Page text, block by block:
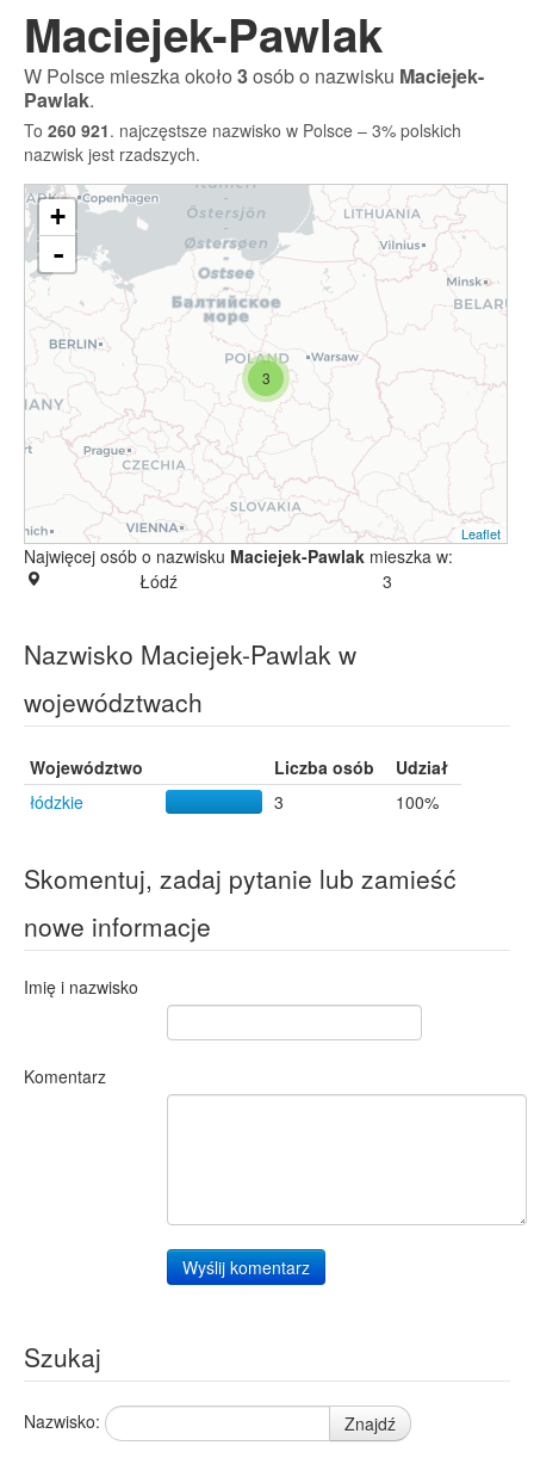
Maciejek-Pawlak
W Polsce mieszka około3osób o nazwisku Maciejek-
Pawlak.
To 260 921. najczęstsze nazwisko w Polsce – 3% polskich
nazwisk jest rzadszych.
3
+
-
Leaflet
Najwięcej osób o nazwisku Maciejek-Pawlak mieszka w:
Łódź
3
Nazwisko Maciejek-Pawlak w
województwach
Województwo Liczba osób
Udział
łódzkie
3 100%
Skomentuj, zadaj pytanie lub zamieść
nowe informacje
Imię i nazwisko
Komentarz
Wyślij komentarz
Szukaj
Nazwisko: Znajdź